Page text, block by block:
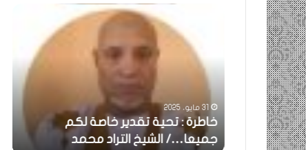
خاصة
الشيخ
التراد
محمد
31 مايو، 2025
خاطرة : تحية تقدير خاصة لكم
جميعا…/ الشيخ التراد محمد